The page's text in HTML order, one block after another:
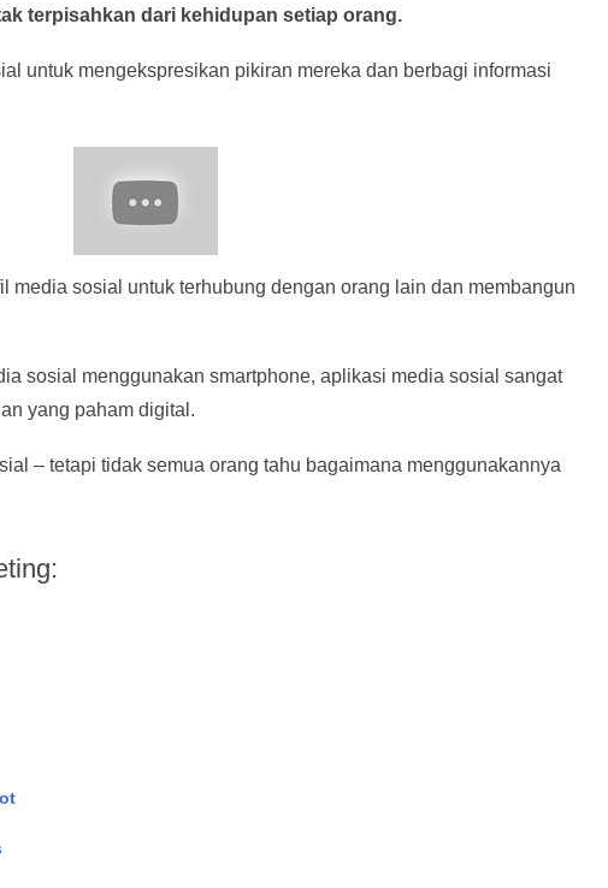
terpisahkan dari kehidupan setiap orang.
untuk mengekspresikan pikiran mereka dan berbagi informasi
media sosial untuk terhubung dengan orang lain dan membangun
sosial menggunakan smartphone, aplikasi media sosial sangat
yang paham digital.
– tetapi tidak semua orang tahu bagaimana menggunakannya